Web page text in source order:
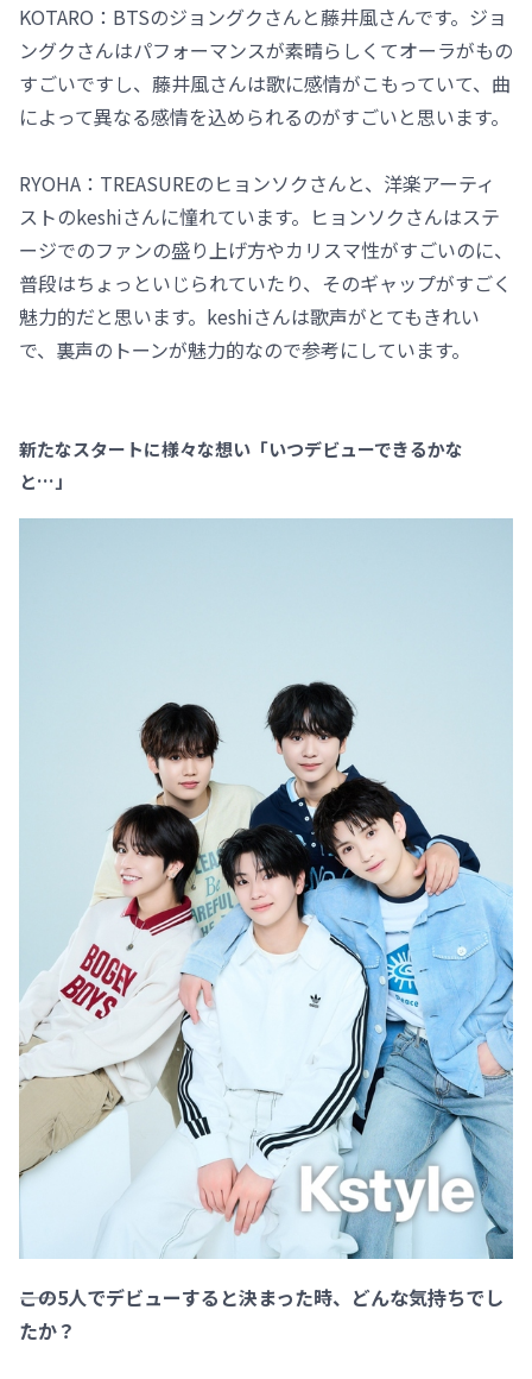
KOTARO：BTSのジョングクさんと藤井風さんです。ジョ
ングクさんはパフォーマンスが素晴らしくてオーラがもの
すごいですし、藤井風さんは歌に感情がこもっていて、曲
によって異なる感情を込められるのがすごいと思います。
RYOHA：TREASUREのヒョンソクさんと、洋楽アーティ
ストのkeshiさんに憧れています。ヒョンソクさんはステ
ージでのファンの盛り上げ方やカリスマ性がすごいのに、
普段はちょっといじられていたり、そのギャップがすごく
魅力的だと思います。keshiさんは歌声がとてもきれい
で、裏声のトーンが魅力的なので参考にしています。
新たなスタートに様々な想い「いつデビューできるかな
と…」
――この5人でデビューすると決まった時、どんな気持ちでし
たか？